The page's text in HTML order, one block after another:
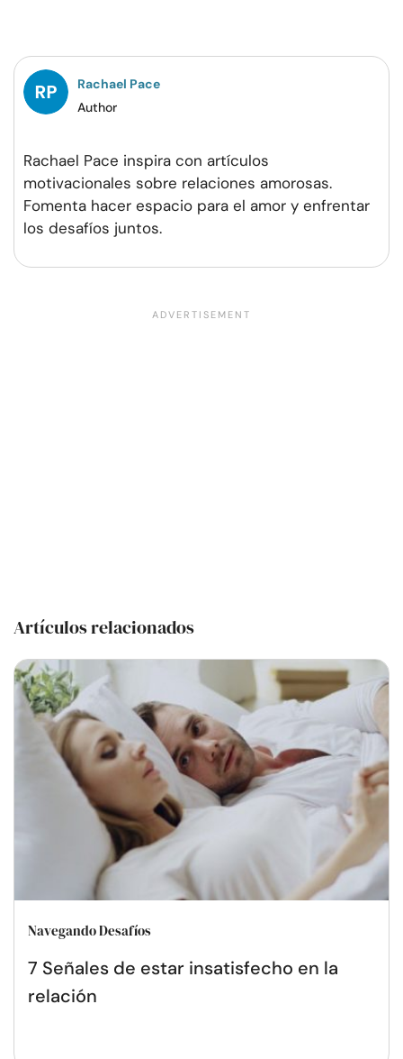
Rachael Pace
Author
Rachael Pace inspira con artículos
motivacionales sobre relaciones amorosas.
Fomenta hacer espacio para el amor y enfrentar
los desafíos juntos.
Artículos relacionados
Navegando Desafíos
7 Señales de estar insatisfecho en la
relación